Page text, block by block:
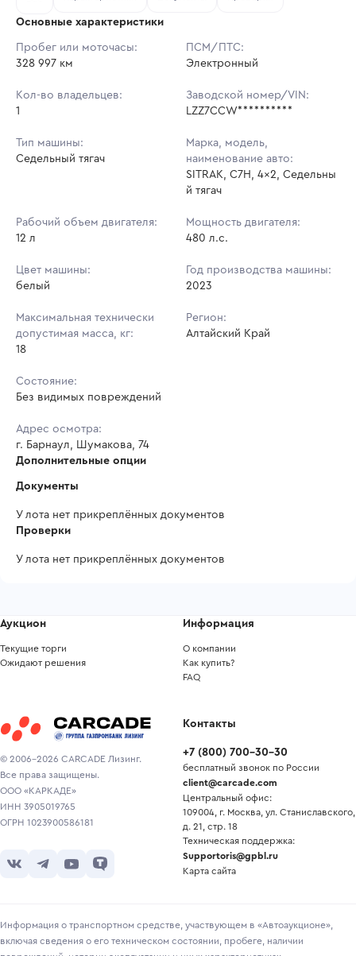
Шаг торгов: 40 983 ₽
Кол-во ставок:
Ставок не найдено
в аукционах
Основные характеристики
Пробег или моточасы:
328 997 км
ПСМ/ПТС:
Электронный
Кол-во владельцев:
1
Заводской номер/VIN:
LZZ7CCW**********
Тип машины:
Седельный тягач
Марка, модель,
наименование авто:
SITRAK, C7H, 4x2, Седельны
й тягач
Рабочий объем двигателя:
12 л
Мощность двигателя:
480 л.с.
Цвет машины:
белый
Год производства машины:
2023
Максимальная технически
допустимая масса, кг:
18
Регион:
Алтайский Край
Состояние:
Без видимых повреждений
Адрес осмотра:
г. Барнаул, Шумакова, 74
Дополнительные опции
Документы
У лота нет прикреплённых документов
Проверки
У лота нет прикреплённых документов
© 2006-2026 CARCADE Лизинг.
Все права защищены.
ООО «КАРКАДЕ»
ИНН 3905019765
ОГРН 1023900586181
Аукцион
Текущие торги
Ожидают решения
Информация
О компании
Как купить?
FAQ
Контакты
+7 (800) 700-30-30
бесплатный звонок по России
client@carcade.com
Центральный офис:
109004, г. Москва, ул. Станиславского,
д. 21, стр. 18
Техническая поддержка:
Supportoris@gpbl.ru
Карта сайта
Информация о транспортном средстве, участвующем в «Автоаукционе»,
включая сведения о его техническом состоянии, пробеге, наличии